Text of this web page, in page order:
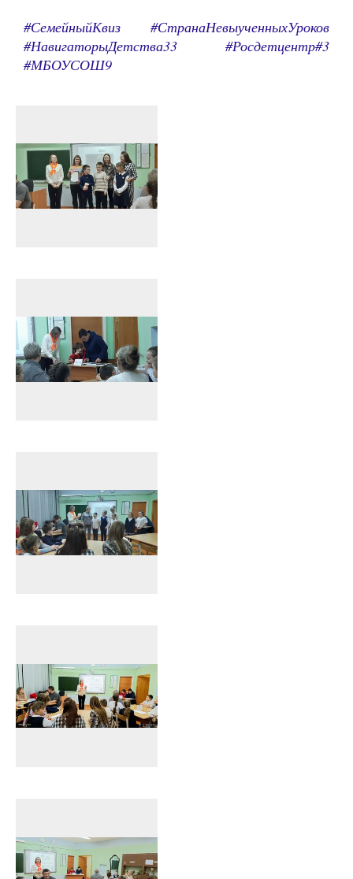
#СемейныйКвиз #СтранаНевыученныхУроков
#НавигаторыДетства33 #Росдетцентр#3
#МБОУСОШ9